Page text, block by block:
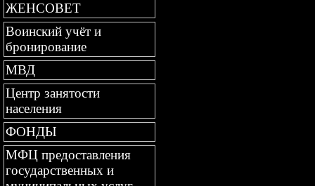
ЖЕНСОВЕТ
Воинский учёт и
бронирование
МВД
Центр занятости
населения
ФОНДЫ
МФЦ предоставления
государственных и